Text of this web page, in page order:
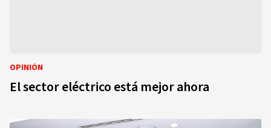
OPINIÓN
El sector eléctrico está mejor ahora